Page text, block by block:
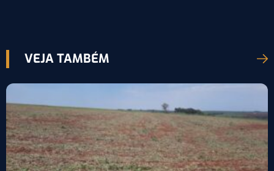
VEJA TAMBÉM